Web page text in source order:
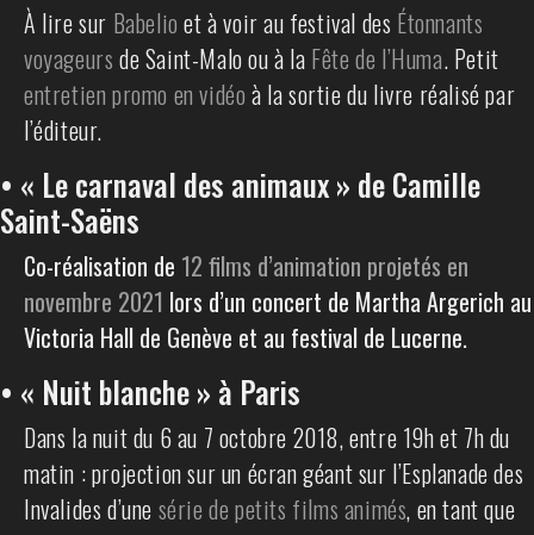
À lire sur Babelio et à voir au festival des Étonnants
voyageurs de Saint-Malo ou à la Fête de l’Huma. Petit
entretien promo en vidéo à la sortie du livre réalisé par
l’éditeur.
• « Le carnaval des animaux » de Camille
Saint-Saëns
Co-réalisation de 12 films d’animation projetés en
novembre 2021 lors d’un concert de Martha Argerich au
Victoria Hall de Genève et au festival de Lucerne.
• « Nuit blanche » à Paris
Dans la nuit du 6 au 7 octobre 2018, entre 19h et 7h du
matin : projection sur un écran géant sur l’Esplanade des
Invalides d’une série de petits films animés, en tant que